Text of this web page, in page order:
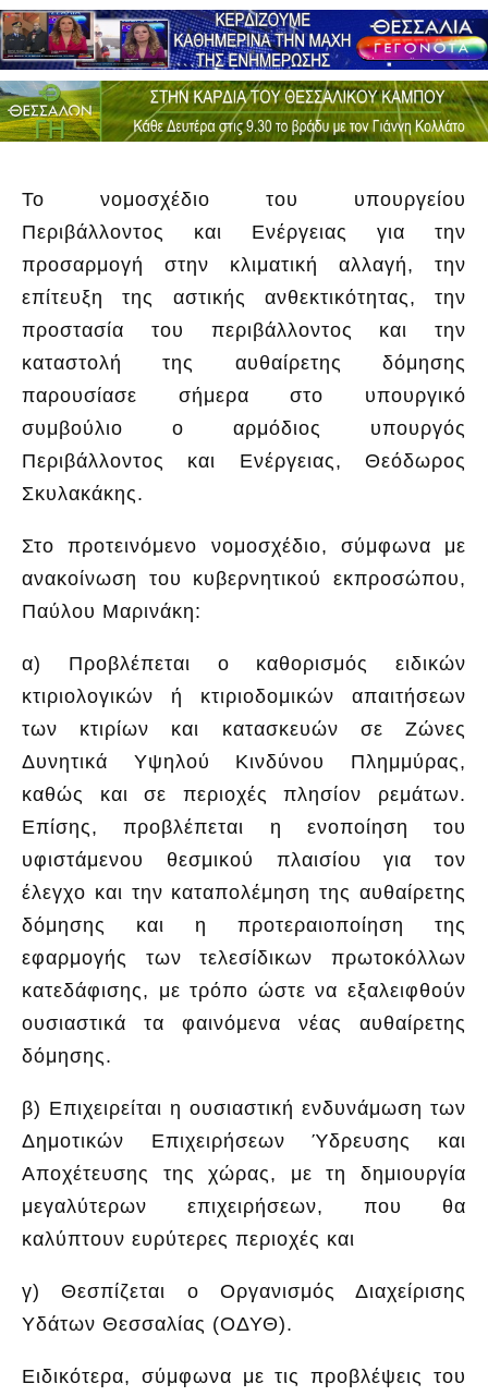
Το νομοσχέδιο του υπουργείου
Περιβάλλοντος και Ενέργειας για την
προσαρμογή στην κλιματική αλλαγή, την
επίτευξη της αστικής ανθεκτικότητας, την
προστασία του περιβάλλοντος και την
καταστολή της αυθαίρετης δόμησης
παρουσίασε σήμερα στο υπουργικό
συμβούλιο ο αρμόδιος υπουργός
Περιβάλλοντος και Ενέργειας, Θεόδωρος
Σκυλακάκης.
Στο προτεινόμενο νομοσχέδιο, σύμφωνα με
ανακοίνωση του κυβερνητικού εκπροσώπου,
Παύλου Μαρινάκη:
α) Προβλέπεται ο καθορισμός ειδικών
κτιριολογικών ή κτιριοδομικών απαιτήσεων
των κτιρίων και κατασκευών σε Ζώνες
Δυνητικά Υψηλού Κινδύνου Πλημμύρας,
καθώς και σε περιοχές πλησίον ρεμάτων.
Επίσης, προβλέπεται η ενοποίηση του
υφιστάμενου θεσμικού πλαισίου για τον
έλεγχο και την καταπολέμηση της αυθαίρετης
δόμησης και η προτεραιοποίηση της
εφαρμογής των τελεσίδικων πρωτοκόλλων
κατεδάφισης, με τρόπο ώστε να εξαλειφθούν
ουσιαστικά τα φαινόμενα νέας αυθαίρετης
δόμησης.
β) Επιχειρείται η ουσιαστική ενδυνάμωση των
Δημοτικών Επιχειρήσεων Ύδρευσης και
Αποχέτευσης της χώρας, με τη δημιουργία
μεγαλύτερων επιχειρήσεων, που θα
καλύπτουν ευρύτερες περιοχές και
γ) Θεσπίζεται ο Οργανισμός Διαχείρισης
Υδάτων Θεσσαλίας (ΟΔΥΘ).
Ειδικότερα, σύμφωνα με τις προβλέψεις του